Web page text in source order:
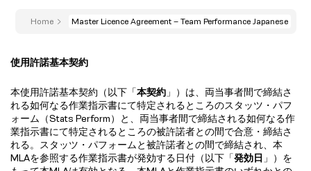
Home Master Licence Agreement – Team Performance Japanese
使用許諾基本契約
本使用許諾基本契約（以下「本契約 」）は、両当事者間で締結さ
れる如何なる作業指示書にて特定されるところのスタッツ・パフ
ォーム（Stats Perform）と、両当事者間で締結される如何なる作
業指示書にて特定されるところの被許諾者との間で合意・締結さ
れる。スタッツ・パフォームと被許諾者との間で締結され、本
MLAを参照する作業指示書が発効する日付（以下「発効日 」）を